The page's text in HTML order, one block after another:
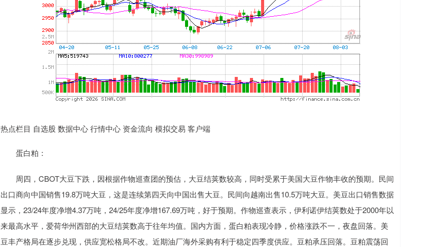
热点栏目 自选股 数据中心 行情中心 资金流向 模拟交易 客户端
蛋白粕：
周四，CBOT大豆下跌，因根据作物巡查团的预估，大豆结荚数较高，同时受累于美国大豆作物丰收的预期。民间
出口商向中国销售19.8万吨大豆，这是连续第四天向中国出售大豆。民间向越南出售10.5万吨大豆。美豆出口销售数据
显示，23/24年度净增4.37万吨，24/25年度净增167.69万吨，好于预期。作物巡查表示，伊利诺伊结荚数处于2000年以
来最高水平，爱荷华州西部的大豆结荚数高于往年均值。国内方面，蛋白粕表现冷静，价格涨跌不一，夜盘回落。美
豆丰产格局在逐步兑现，供应宽松格局不改。近期油厂海外采购有利于稳定四季度供应。豆粕承压回落。豆粕震荡回